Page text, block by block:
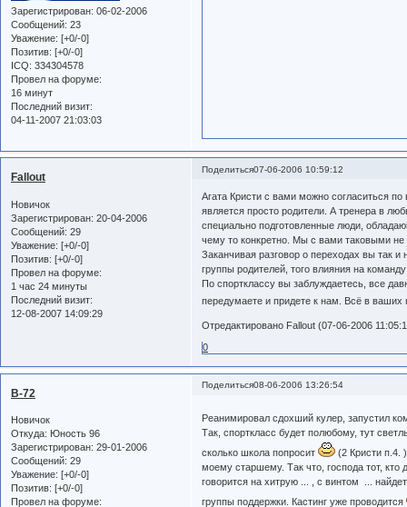
Зарегистрирован: 06-02-2006
Сообщений: 23
Уважение: [+0/-0]
Позитив: [+0/-0]
ICQ: 334304578
Провел на форуме:
16 минут
Последний визит:
04-11-2007 21:03:03
Поделиться07-06-2006 10:59:12
Fallout
Новичок
Зарегистрирован: 20-04-2006
Сообщений: 29
Уважение: [+0/-0]
Позитив: [+0/-0]
Провел на форуме:
1 час 24 минуты
Последний визит:
12-08-2007 14:09:29
Агата Кристи с вами можно согласиться
является просто родители. А тренера в
специально подготовленные люди,
чему то конкретно. Мы с вами таковыми
Заканчивая разговор о переходах вы так и
группы родителей, того влияния на
По спортклассу вы заблуждаетесь, все
передумаете и придете к нам. Всё в ваших
Отредактировано Fallout (07-06-2006
0
Поделиться08-06-2006 13:26:54
B-72
Новичок
Откуда: Юность 96
Зарегистрирован: 29-01-2006
Сообщений: 29
Уважение: [+0/-0]
Позитив: [+0/-0]
Провел на форуме:
Реанимировал сдохший кулер, запустил
Так, спорткласс будет полюбому, тут
сколько школа попросит
(2 Кристи п.4.
моему старшему. Так что, господа тот, кто
говорится на хитрую ... , с винтом ...
группы поддержки. Кастинг уже проводится